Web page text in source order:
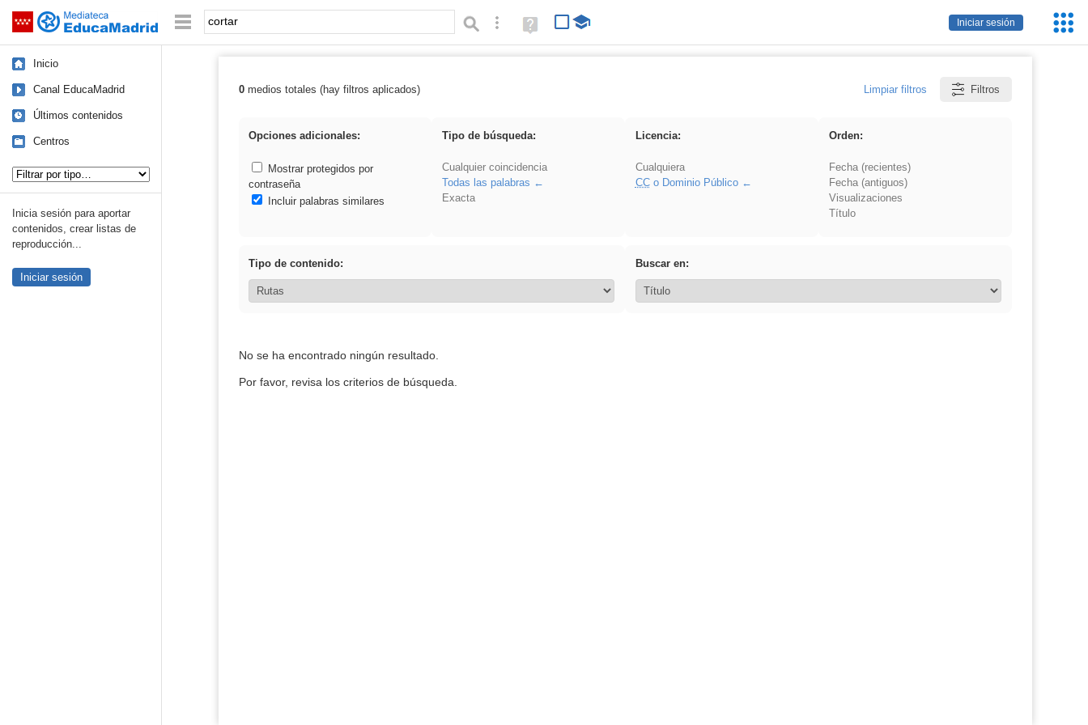
Saltar navegación
Iniciar sesión
Palabra o frase: Búsqueda avanzada
Ayuda
(en
Inicio
Canal EducaMadrid
Últimos contenidos
Centros
Inicia sesión para aportar
contenidos, crear listas de
reproducción...
Iniciar sesión
Resultados de: cortar
0medios totales (hay filtros aplicados) Limpiar filtros Filtros
Opciones adicionales:
Mostrar protegidos por
contraseña
Incluir palabras similares
Tipo de búsqueda:
Cualquier coincidencia
Todas las palabras
Exacta
Licencia:
Cualquiera
CCo Dominio Público
Orden:
Fecha (recientes)
Fecha (antiguos)
Visualizaciones
Título
Tipo de contenido: Buscar en:
No se ha encontrado ningún resultado.
Por favor, revisa los criterios de búsqueda.